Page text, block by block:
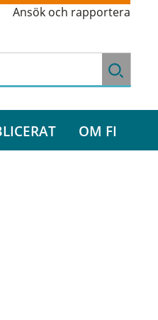
Ansök och rapportera
OM FI